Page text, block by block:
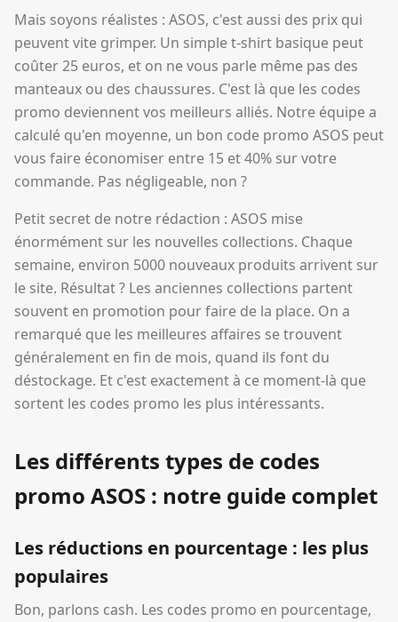
Mais soyons réalistes : ASOS, c'est aussi des prix qui
peuvent vite grimper. Un simple t-shirt basique peut
coûter 25 euros, et on ne vous parle même pas des
manteaux ou des chaussures. C'est là que les codes
promo deviennent vos meilleurs alliés. Notre équipe a
calculé qu'en moyenne, un bon code promo ASOS peut
vous faire économiser entre 15 et 40% sur votre
commande. Pas négligeable, non ?
Petit secret de notre rédaction : ASOS mise
énormément sur les nouvelles collections. Chaque
semaine, environ 5000 nouveaux produits arrivent sur
le site. Résultat ? Les anciennes collections partent
souvent en promotion pour faire de la place. On a
remarqué que les meilleures affaires se trouvent
généralement en fin de mois, quand ils font du
déstockage. Et c'est exactement à ce moment-là que
sortent les codes promo les plus intéressants.
Les différents types de codes
promo ASOS : notre guide complet
Les réductions en pourcentage : les plus
populaires
Bon, parlons cash. Les codes promo en pourcentage,